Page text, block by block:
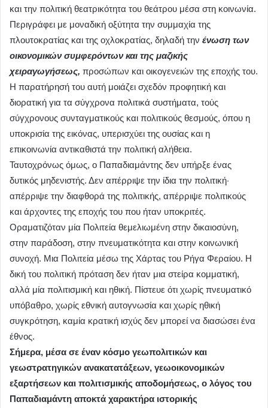
και την πολιτική θεατρικότητα του θεάτρου μέσα στη κοινωνία.
Περιγράφει με μοναδική οξύτητα την συμμαχία της
πλουτοκρατίας και της οχλοκρατίας, δηλαδή την ένωση των
οικονομικών συμφερόντων και της μαζικής
χειραγωγήσεως, προσώπων και οικογενειών της εποχής του.
Η παρατήρησή του αυτή μοιάζει σχεδόν προφητική και
διορατική για τα σύγχρονα πολιτικά συστήματα, τούς
σύγχρονους συνταγματικούς και πολιτικούς θεσμούς, όπου η
υποκρισία της εικόνας, υπερισχύει της ουσίας και η
επικοινωνία αντικαθιστά την πολιτική αλήθεια.
Ταυτοχρόνως όμως, ο Παπαδιαμάντης δεν υπήρξε ένας
δυτικός μηδενιστής. Δεν απέρριψε την ίδια την πολιτική·
απέρριψε την διαφθορά της πολιτικής, απέρριψε πολιτικούς
και άρχοντες της εποχής του που ήταν υποκριτές.
Οραματιζόταν μία Πολιτεία θεμελιωμένη στην δικαιοσύνη,
στην παράδοση, στην πνευματικότητα και στην κοινωνική
συνοχή. Μια Πολιτεία μέσω της Χάρτας του Ρήγα Φεραίου. Η
δική του πολιτική πρόταση δεν ήταν μια στείρα κομματική,
αλλά μία πολιτισμική και ηθική. Πίστευε ότι χωρίς πνευματικό
υπόβαθρο, χωρίς εθνική αυτογνωσία και χωρίς ηθική
συγκρότηση, καμία κρατική ισχύς δεν μπορεί να διασώσει ένα
έθνος.
Σήμερα, μέσα σε έναν κόσμο γεωπολιτικών και
γεωστρατηγικών ανακατατάξεων, γεωοικονομικών
εξαρτήσεων και πολιτισμικής αποδομήσεως, ο λόγος του
Παπαδιαμάντη αποκτά χαρακτήρα ιστορικής